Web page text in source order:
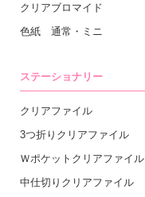
クリアブロマイド
色紙 通常・ミニ
ステーショナリー
クリアファイル
3つ折りクリアファイル
Ｗポケットクリアファイル
中仕切りクリアファイル